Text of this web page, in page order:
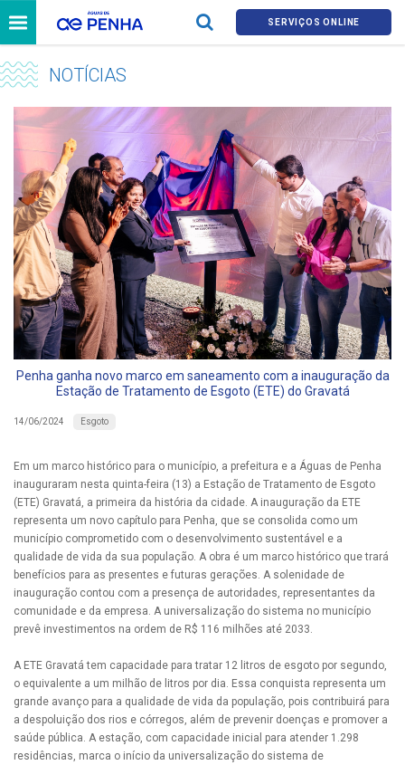
SERVIÇOS ONLINE
NOTÍCIAS
Penha ganha novo marco em saneamento com a inauguração da
Estação de Tratamento de Esgoto (ETE) do Gravatá
14/06/2024 Esgoto
Em um marco histórico para o município, a prefeitura e a Águas de Penha
inauguraram nesta quinta-feira (13) a Estação de Tratamento de Esgoto
(ETE) Gravatá, a primeira da história da cidade. A inauguração da ETE
representa um novo capítulo para Penha, que se consolida como um
município comprometido com o desenvolvimento sustentável e a
qualidade de vida da sua população. A obra é um marco histórico que trará
benefícios para as presentes e futuras gerações. A solenidade de
inauguração contou com a presença de autoridades, representantes da
comunidade e da empresa. A universalização do sistema no município
prevê investimentos na ordem de R$ 116 milhões até 2033.
A ETE Gravatá tem capacidade para tratar 12 litros de esgoto por segundo,
o equivalente a um milhão de litros por dia. Essa conquista representa um
grande avanço para a qualidade de vida da população, pois contribuirá para
a despoluição dos rios e córregos, além de prevenir doenças e promover a
saúde pública. A estação, com capacidade inicial para atender 1.298
residências, marca o início da universalização do sistema de